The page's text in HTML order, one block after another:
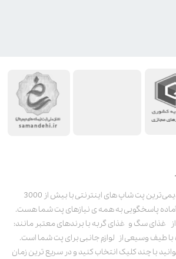
پت استور به عنوان یکی از قدیمی‌ترین پت شاپ های اینترنتی با بیش از 3000
آماده پاسخگویی به همه ی نیازهای پت شما هست.
غذای سگ و غذای گربه با برندهای معتبر مانند:
با طیف وسیعی از لوازم جانبی برای پت شما است.
با چند کلیک انتخاب کنید و در سریع ترین زمان